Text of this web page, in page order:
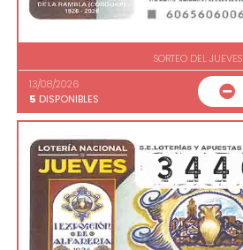
SORTEO DEL JUEVES
13/08/2026
5 DISPONIBLES